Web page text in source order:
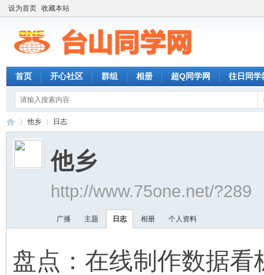
设为首页 收藏本站
首页 开心社区 群组 相册 超Q同学网 往日同学
›
他乡
›
日志
他乡
http://www.75one.net/?289
广播 主题 日志 相册 个人资料
盘点：在线制作数据